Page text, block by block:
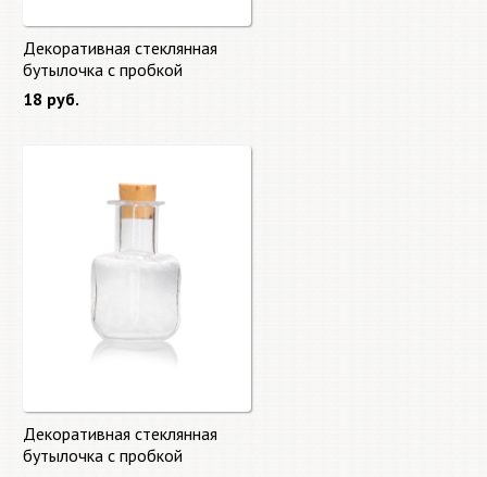
Декоративная стеклянная
бутылочка с пробкой
2,7*1,4см
18 руб.
Декоративная стеклянная
бутылочка с пробкой